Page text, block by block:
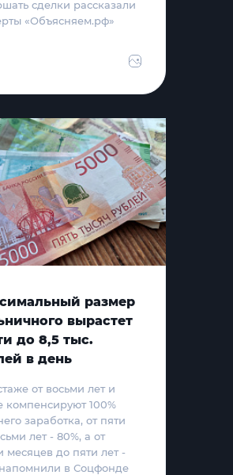
сделки рассказали
«Объясняем.рф»
размер
вырастет
до 8,5 тыс.
в день
от восьми лет и
компенсируют 100%
заработка, от пяти
лет - 80%, а от
месяцев до пяти лет -
в Соцфонде